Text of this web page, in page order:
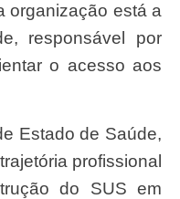
organização está a
responsável por
o acesso aos
profissional
do SUS em